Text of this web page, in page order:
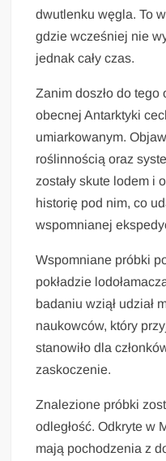
dwutlenku węgla. To
gdzie wcześniej nie
jednak cały czas.
Zanim doszło do tego
obecnej Antarktyki
umiarkowanym.
roślinnością oraz
zostały skute lodem i
historię pod nim, co
wspomnianej
Wspomniane próbki
pokładzie
badaniu wziął udział
naukowców, który
stanowiło dla
zaskoczenie.
Znalezione próbki
odległość. Odkryte w
mają pochodzenia z